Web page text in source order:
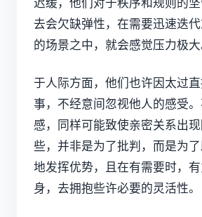
迟缓，他们对于秩序和规则的
去会欠缺弹性，在需要迅速迭
的场景之中，就会感觉压力极大
于人际方面，他们也许因太过
事，不经意间忽视他人的感受
感，同样可能致使亲密关系出
些，并非是为了批判，而是为
地发挥优势，且在有需要时，有
身，去拥抱些许必要的灵活性。